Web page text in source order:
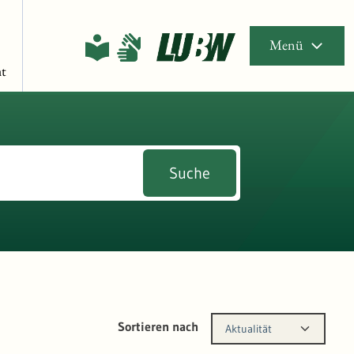
Menü
Suche
Sortieren nach Aktualität